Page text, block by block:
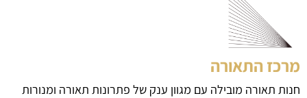
מרכז התאורה
חנות תאורה מובילה עם מגוון ענק של פתרונות תאורה ומנורות